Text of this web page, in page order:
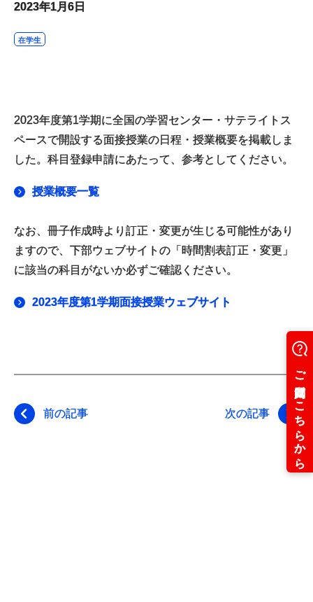
2023年1月6日
在学生
2023年度第1学期に全国の学習センター・サテライトス
ペースで開設する面接授業の日程・授業概要を掲載しま
した。科目登録申請にあたって、参考としてください。
授業概要一覧
なお、冊子作成時より訂正・変更が生じる可能性があり
ますので、下部ウェブサイトの「時間割表訂正・変更」
に該当の科目がないか必ずご確認ください。
2023年度第1学期面接授業ウェブサイト
前の記事 次の記事